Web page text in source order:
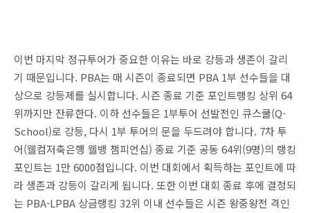
이번 마지막 정규투어가 중요한 이유는 바로 강등과 생존이 갈리
기 때문입니다. PBA는 매 시즌이 종료되면 PBA 1부 선수들을 대
상으로 강등제를 실시합니다. 시즌 종료 기준 포인트랭킹 상위 64
위까지만 잔류한다. 이하 선수들은 1부투어 선발전인 큐스쿨(Q-
School)로 강등, 다시 1부 투어의 문을 두드려야 합니다. 7차 투
어(웰컴저축은행 웰뱅 챔피언십) 종료 기준 공동 64위(9명)의 랭킹
포인트는 1만 6000점입니다. 이번 대회에서 획득하는 포인트에 따
라 생존과 강등이 갈리게 됩니다. 또한 이번 대회 종료 후에 결정되
는 PBA-LPBA 상금랭킹 32위 이내 선수들은 시즌 왕중왕전 격인